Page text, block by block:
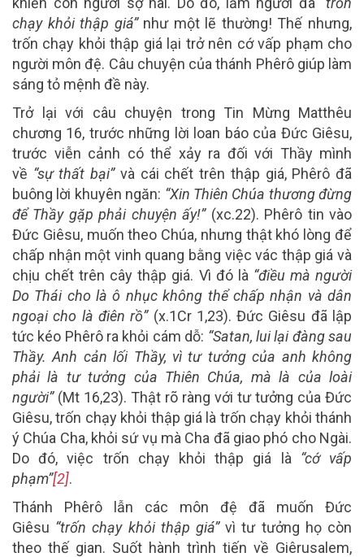
chạy khỏi thập giá”như một lẽ thường! Thế nhưng,
trốn chạy khỏi thập giá lại trở nên cớ vấp phạm cho
người môn đệ. Câu chuyện của thánh Phêrô giúp làm
sáng tỏ mệnh đề này.
Trở lại với câu chuyện trong Tin Mừng Matthêu
chương 16, trước những lời loan báo của Đức Giêsu,
trước viễn cảnh có thể xảy ra đối với Thầy mình
về “sự thất bại”và cái chết trên thập giá, Phêrô đã
buông lời khuyên ngăn: “Xin Thiên Chúa thương đừng
để Thầy gặp phải chuyện ấy!”(xc.22). Phêrô tin vào
Đức Giêsu, muốn theo Chúa, nhưng thật khó lòng để
chấp nhận một vinh quang bằng việc vác thập giá và
chịu chết trên cây thập giá. Vì đó là “điều mà người
Do Thái cho là ô nhục không thể chấp nhận và dân
ngoại cho là điên rồ”(x.1Cr 1,23). Đức Giêsu đã lập
tức kéo Phêrô ra khỏi cám dỗ: “Satan, lui lại đàng sau
Thầy. Anh cản lối Thầy, vì tư tưởng của anh không
phải là tư tưởng của Thiên Chúa, mà là của loài
người”(Mt 16,23). Thật rõ ràng với tư tưởng của Đức
Giêsu, trốn chạy khỏi thập giá là trốn chạy khỏi thánh
ý Chúa Cha, khỏi sứ vụ mà Cha đã giao phó cho Ngài.
Do đó, việc trốn chạy khỏi thập giá là “cớ vấp
phạm”[2].
Thánh Phêrô lẫn các môn đệ đã muốn Đức
Giêsu “trốn chạy khỏi thập giá”vì tư tưởng họ còn
theo thế gian. Suốt hành trình tiến về Giêrusalem,